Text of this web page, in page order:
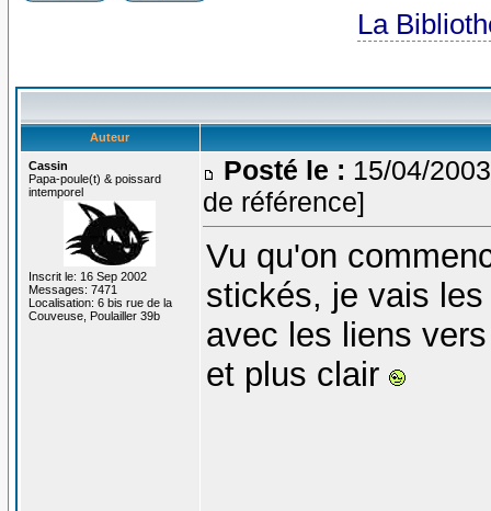
La
Auteur
Cassin
Papa-poule(t) & poissard
intemporel
Inscrit le: 16 Sep 2002
Messages: 7471
Localisation: 6 bis rue de la
Couveuse, Poulailler 39b
Posté le : 15/04/
de référence]
Vu qu'on
stickés, je vais
avec les liens
et plus clair